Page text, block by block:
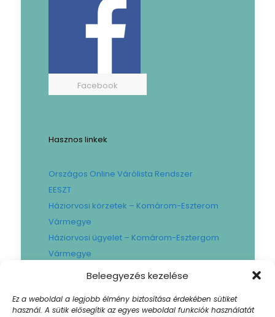
Beleegyezés kezelése
Ez a weboldal a legjobb élmény biztosítása érdekében sütiket
használ. A sütik elősegítik az egyes weboldal funkciók használatát
Facebook
Hasznos linkek
Országos Online Várólista Rendszer
EESZT
Háziorvosi körzetek – Komárom-Eszterom
Vármegye
Háziorvosi ügyelet – Komárom-Esztergom
Vármegye
Gyógyszertári ügyelet – Komárom-
Városi Fogászat